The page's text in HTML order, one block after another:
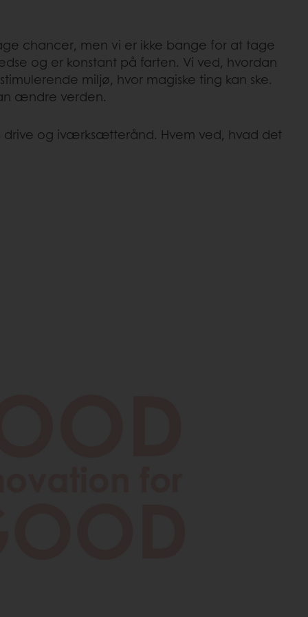
chancer, men vi er ikke bange for at tage
og er konstant på farten. Vi ved, hvordan
miljø, hvor magiske ting kan ske.
ændre verden.
drive og iværksætterånd. Hvem ved, hvad det